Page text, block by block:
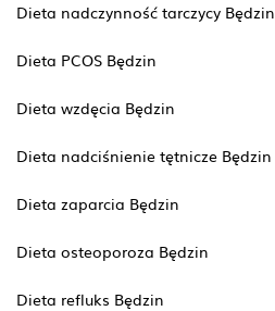
Dieta nadczynność tarczycy Będzin
Dieta PCOS Będzin
Dieta wzdęcia Będzin
Dieta nadciśnienie tętnicze Będzin
Dieta zaparcia Będzin
Dieta osteoporoza Będzin
Dieta refluks Będzin